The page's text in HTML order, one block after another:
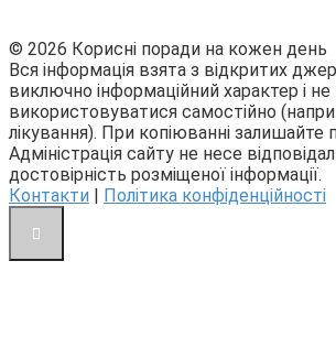
© 2026 Корисні поради на кожен день
Вся інформація взята з відкритих
виключно інформаційний характер і
використовуватися самостійно
лікування). При копіюванні залишайте
Адміністрація сайту не несе
достовірність розміщеної інформації.
Контакти | Політика конфіденційності